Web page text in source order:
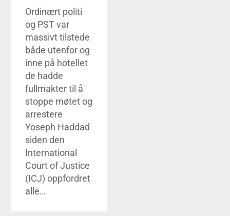
Ordinært politi
og PST var
massivt tilstede
både utenfor og
inne på hotellet
de hadde
fullmakter til å
stoppe møtet og
arrestere
Yoseph Haddad
siden den
International
Court of Justice
(ICJ) oppfordret
alle…